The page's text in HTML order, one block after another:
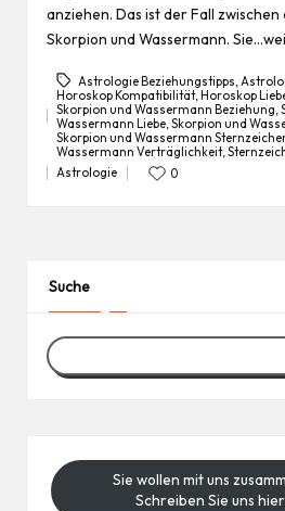
anziehen. Das ist der Fall
Skorpion und Wassermann.
Tags:
Astrologie Beziehungstipps
Horoskop Kompatibilität, Horoskop
Skorpion und Wassermann Beziehung
Wassermann Liebe, Skorpion und
Skorpion und Wassermann
Wassermann Verträglichkeit,
Posted
Astrologie 0
Suche
Sie wollen mit uns
Schreiben Sie uns